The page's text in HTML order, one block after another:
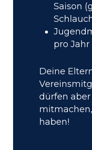
Saison
pro Jahr
Deine
dürfen
haben!